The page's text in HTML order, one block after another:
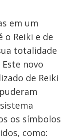
em um
o Reiki e de
totalidade
novo
de Reiki
os símbolos
como: